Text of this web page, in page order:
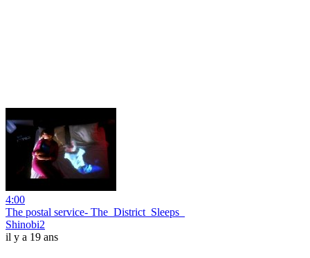
4:00
The postal service- The_District_Sleeps_
Shinobi2
il y a 19 ans